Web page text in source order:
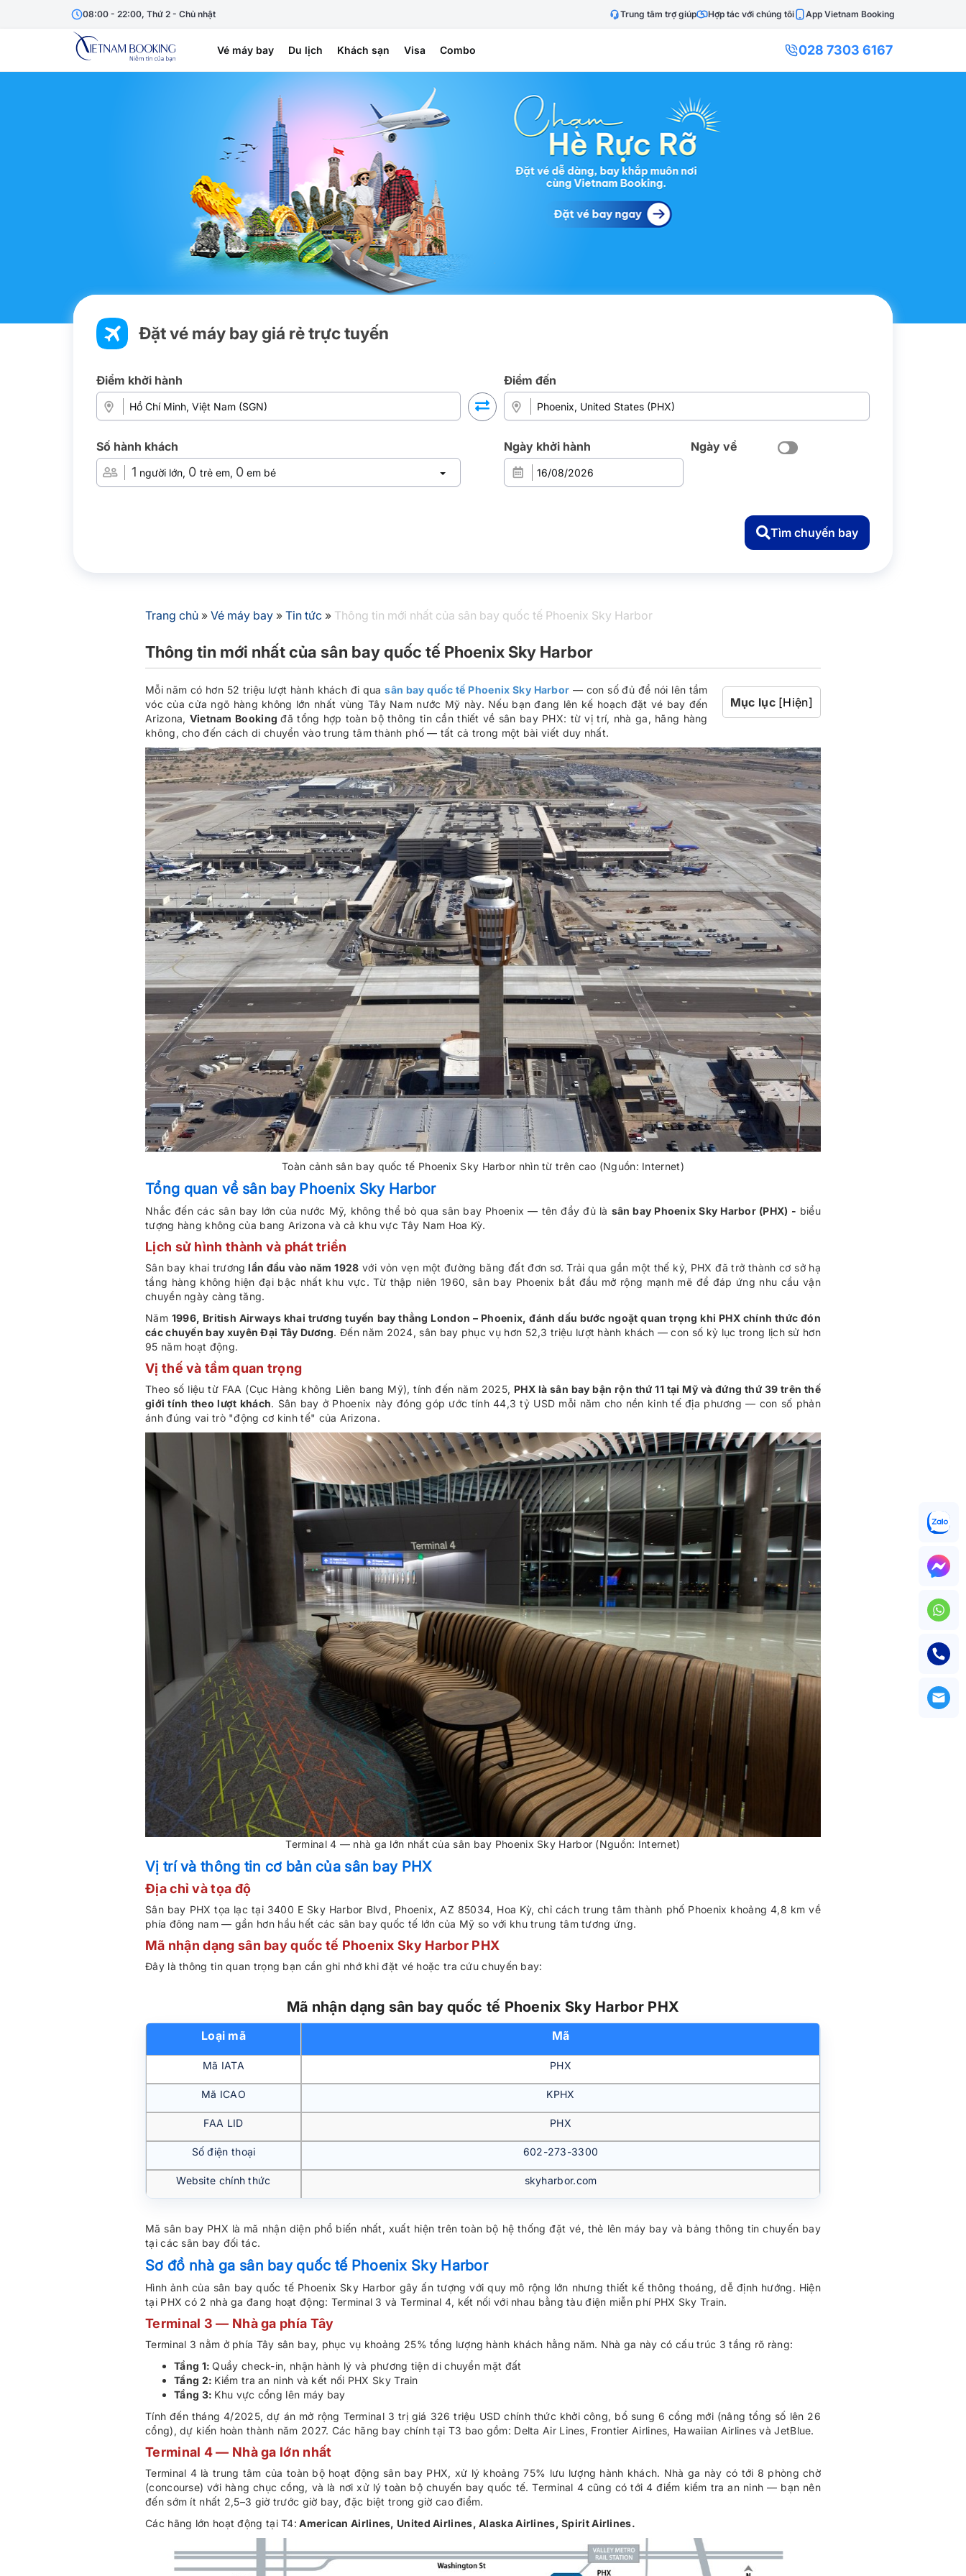
08:00 - 22:00, Thứ 2 - Chủ nhật Trung tâm trợ giúp Hợp tác với chúng tôi App Vietnam Booking
Vé máy bay Du lịch Khách sạn Visa Combo 028 7303 6167
Đặt vé máy bay giá rẻ trực tuyến
Điểm khởi hành Điểm đến
Số hành khách
1 người lớn, 0 trẻ em, 0 em bé
Ngày khởi hành Ngày về
Tìm chuyến bay
Trang chủ » Vé máy bay » Tin tức » Thông tin mới nhất của sân bay quốc tế Phoenix Sky Harbor
Thông tin mới nhất của sân bay quốc tế Phoenix Sky Harbor
Mục lục [Hiện]
Mỗi năm có hơn 52 triệu lượt hành khách đi quasân bay quốc tế Phoenix Sky Harbor — con số đủ để nói lên tầm
vóc của cửa ngõ hàng không lớn nhất vùng Tây Nam nước Mỹ này. Nếu bạn đang lên kế hoạch đặt vé bay đến
Arizona, Vietnam Bookingđã tổng hợp toàn bộ thông tin cần thiết về sân bay PHX: từ vị trí, nhà ga, hãng hàng
không, cho đến cách di chuyển vào trung tâm thành phố — tất cả trong một bài viết duy nhất.
Toàn cảnh sân bay quốc tế Phoenix Sky Harbor nhìn từ trên cao (Nguồn: Internet)
Tổng quan về sân bay Phoenix Sky Harbor
Nhắc đến các sân bay lớn của nước Mỹ, không thể bỏ qua sân bay Phoenix — tên đầy đủ là sân bay Phoenix Sky Harbor (PHX) - biểu
tượng hàng không của bang Arizona và cả khu vực Tây Nam Hoa Kỳ.
Lịch sử hình thành và phát triển
Sân bay khai trương lần đầu vào năm 1928 với vỏn vẹn một đường băng đất đơn sơ. Trải qua gần một thế kỷ, PHX đã trở thành cơ sở hạ
tầng hàng không hiện đại bậc nhất khu vực. Từ thập niên 1960, sân bay Phoenix bắt đầu mở rộng mạnh mẽ để đáp ứng nhu cầu vận
chuyển ngày càng tăng.
Năm 1996, British Airways khai trương tuyến bay thẳng London – Phoenix, đánh dấu bước ngoặt quan trọng khi PHX chính thức đón
các chuyến bay xuyên Đại Tây Dương. Đến năm 2024, sân bay phục vụ hơn 52,3 triệu lượt hành khách — con số kỷ lục trong lịch sử hơn
95 năm hoạt động.
Vị thế và tầm quan trọng
Theo số liệu từ FAA (Cục Hàng không Liên bang Mỹ), tính đến năm 2025, PHX là sân bay bận rộn thứ 11 tại Mỹ và đứng thứ 39 trên thế
giới tính theo lượt khách. Sân bay ở Phoenix này đóng góp ước tính 44,3 tỷ USD mỗi năm cho nền kinh tế địa phương — con số phản
ánh đúng vai trò "động cơ kinh tế" của Arizona.
Terminal 4 — nhà ga lớn nhất của sân bay Phoenix Sky Harbor (Nguồn: Internet)
Vị trí và thông tin cơ bản của sân bay PHX
Địa chỉ và tọa độ
Sân bay PHX tọa lạc tại 3400 E Sky Harbor Blvd, Phoenix, AZ 85034, Hoa Kỳ, chỉ cách trung tâm thành phố Phoenix khoảng 4,8 km về
phía đông nam — gần hơn hầu hết các sân bay quốc tế lớn của Mỹ so với khu trung tâm tương ứng.
Mã nhận dạng sân bay quốc tế Phoenix Sky Harbor PHX
Đây là thông tin quan trọng bạn cần ghi nhớ khi đặt vé hoặc tra cứu chuyến bay:
Mã nhận dạng sân bay quốc tế Phoenix Sky Harbor PHX
Loại mã Mã
Mã IATA PHX
Mã ICAO KPHX
FAA LID PHX
Số điện thoại 602-273-3300
Website chính thức skyharbor.com
Mã sân bay PHX là mã nhận diện phổ biến nhất, xuất hiện trên toàn bộ hệ thống đặt vé, thẻ lên máy bay và bảng thông tin chuyến bay
tại các sân bay đối tác.
Sơ đồ nhà ga sân bay quốc tế Phoenix Sky Harbor
Hình ảnh của sân bay quốc tế Phoenix Sky Harbor gây ấn tượng với quy mô rộng lớn nhưng thiết kế thông thoáng, dễ định hướng. Hiện
tại PHX có 2 nhà ga đang hoạt động: Terminal 3 và Terminal 4, kết nối với nhau bằng tàu điện miễn phí PHX Sky Train.
Terminal 3 — Nhà ga phía Tây
Terminal 3 nằm ở phía Tây sân bay, phục vụ khoảng 25% tổng lượng hành khách hằng năm. Nhà ga này có cấu trúc 3 tầng rõ ràng:
Tầng 1:Quầy check-in, nhận hành lý và phương tiện di chuyển mặt đất
Tầng 2: Kiểm tra an ninh và kết nối PHX Sky Train
Tầng 3: Khu vực cổng lên máy bay
Tính đến tháng 4/2025, dự án mở rộng Terminal 3 trị giá 326 triệu USD chính thức khởi công, bổ sung 6 cổng mới (nâng tổng số lên 26
cổng), dự kiến hoàn thành năm 2027. Các hãng bay chính tại T3 bao gồm: Delta Air Lines, Frontier Airlines, Hawaiian Airlines và JetBlue.
Terminal 4 — Nhà ga lớn nhất
Terminal 4 là trung tâm của toàn bộ hoạt động sân bay PHX, xử lý khoảng 75% lưu lượng hành khách. Nhà ga này có tới 8 phòng chờ
(concourse) với hàng chục cổng, và là nơi xử lý toàn bộ chuyến bay quốc tế. Terminal 4 cũng có tới 4 điểm kiểm tra an ninh — bạn nên
đến sớm ít nhất 2,5–3 giờ trước giờ bay, đặc biệt trong giờ cao điểm.
Các hãng lớn hoạt động tại T4: American Airlines, United Airlines, Alaska Airlines, Spirit Airlines.